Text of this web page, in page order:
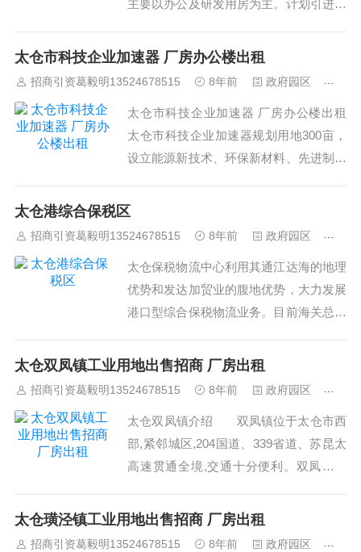
主要以办公及研发用房为主。计划引进总
产业包括精密机械、新材料、电子信息、
15年，被国家质检总局授予“中德企业合
作基地出...
太仓市科技企业加速器 厂房办公楼出租
招商引资葛毅明13524678515 8年前 政府园区
太仓市科技企业加速器 厂房办公楼出租
太仓市科技企业加速器规划用地300亩，
设立能源新技术、环保新材料、先进制造
长期的科技企业作为服务对象，从厂房、
技园转移的优质企业及其它高成长企业提
供满足其加...
太仓港综合保税区
招商引资葛毅明13524678515 8年前 政府园区
太仓保税物流中心利用其通江达海的地理
优势和发达加贸业的腹地优势，大力发展
港口型综合保税物流业务。目前海关总署
主要业务分为三大方面：进口保税、出口
箱等业务的开展也给企业带来了更多的便
利。太仓港综...
太仓双凤镇工业用地出售招商 厂房出租
招商引资葛毅明13524678515 8年前 政府园区
太仓双凤镇介绍 双凤镇位于太仓市西
部,紧邻城区,204国道、339省道、苏昆太
高速贯通全境,交通十分便利。双凤镇乃
誉，境内有距今4500多年的维新良渚文化
太仓璜泾镇工业用地出售招商 厂房出租
招商引资葛毅明13524678515 8年前 政府园区